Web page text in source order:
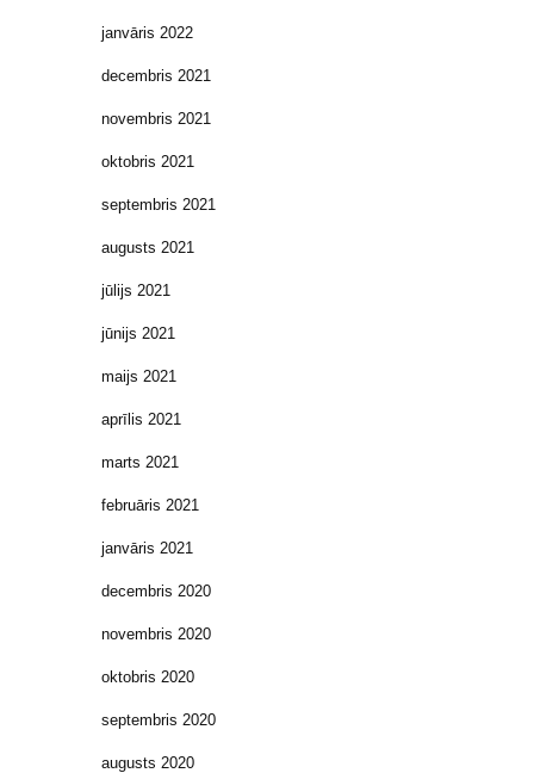
janvāris 2022
decembris 2021
novembris 2021
oktobris 2021
septembris 2021
augusts 2021
jūlijs 2021
jūnijs 2021
maijs 2021
aprīlis 2021
marts 2021
februāris 2021
janvāris 2021
decembris 2020
novembris 2020
oktobris 2020
septembris 2020
augusts 2020